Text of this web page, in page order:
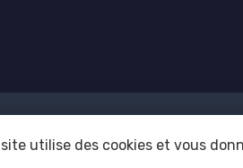
site utilise des cookies et vous